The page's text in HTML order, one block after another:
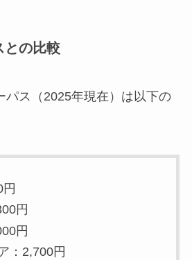
との比較
パス（2025年現在）は以下の
円
円
：2,700円